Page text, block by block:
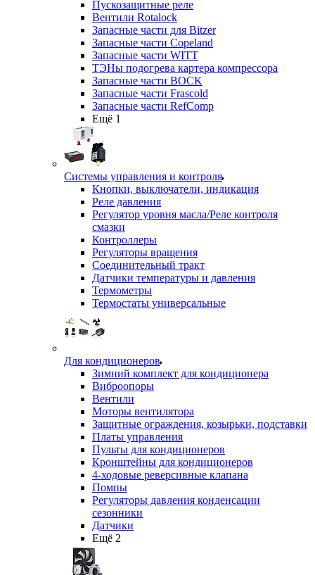
Пускозащитные реле
Вентили Rotalock
Запасные части для Bitzer
Запасные части Copeland
Запасные части WITT
ТЭНы подогрева картера компрессора
Запасные части BOCK
Запасные части Frascold
Запасные части RefComp
Ещё 1
Системы управления и контроля
Кнопки, выключатели, индикация
Реле давления
Регулятор уровня масла/Реле контроля
смазки
Контроллеры
Регуляторы вращения
Соединительный тракт
Датчики температуры и давления
Термометры
Термостаты универсальные
Для кондиционеров
Зимний комплект для кондиционера
Виброопоры
Вентили
Моторы вентилятора
Защитные ограждения, козырьки, подставки
Платы управления
Пульты для кондиционеров
Кронштейны для кондиционеров
4-ходовые реверсивные клапана
Помпы
Регуляторы давления конденсации
сезонники
Датчики
Ещё 2